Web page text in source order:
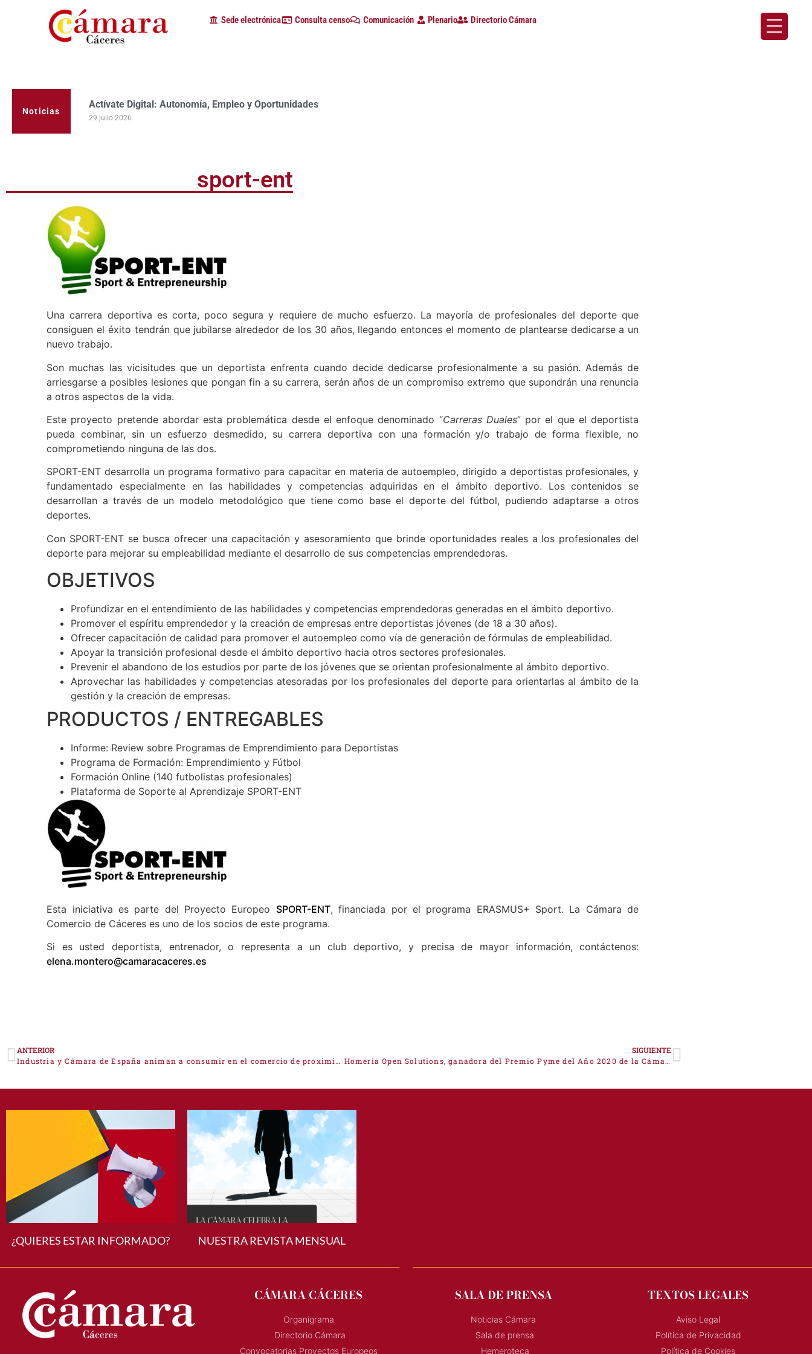
Sede electrónica Consulta censo Comunicación Plenario Directorio Cámara
Noticias
Actívate Digital: Autonomía, Empleo y Oportunidades
29 julio 2026
sport-ent
Una carrera deportiva es corta, poco segura y requiere de mucho esfuerzo. La mayoría de profesionales del deporte que
consiguen el éxito tendrán que jubilarse alrededor de los 30 años, llegando entonces el momento de plantearse dedicarse a un
nuevo trabajo.
Son muchas las vicisitudes que un deportista enfrenta cuando decide dedicarse profesionalmente a su pasión. Además de
arriesgarse a posibles lesiones que pongan fin a su carrera, serán años de un compromiso extremo que supondrán una renuncia
a otros aspectos de la vida.
Este proyecto pretende abordar esta problemática desde el enfoque denominado “Carreras Duales” por el que el deportista
pueda combinar, sin un esfuerzo desmedido, su carrera deportiva con una formación y/o trabajo de forma flexible, no
comprometiendo ninguna de las dos.
SPORT-ENT desarrolla un programa formativo para capacitar en materia de autoempleo, dirigido a deportistas profesionales, y
fundamentado especialmente en las habilidades y competencias adquiridas en el ámbito deportivo. Los contenidos se
desarrollan a través de un modelo metodológico que tiene como base el deporte del fútbol, pudiendo adaptarse a otros
deportes.
Con SPORT-ENT se busca ofrecer una capacitación y asesoramiento que brinde oportunidades reales a los profesionales del
deporte para mejorar su empleabilidad mediante el desarrollo de sus competencias emprendedoras.
OBJETIVOS
Profundizar en el entendimiento de las habilidades y competencias emprendedoras generadas en el ámbito deportivo.
Promover el espíritu emprendedor y la creación de empresas entre deportistas jóvenes (de 18 a 30 años).
Ofrecer capacitación de calidad para promover el autoempleo como vía de generación de fórmulas de empleabilidad.
Apoyar la transición profesional desde el ámbito deportivo hacia otros sectores profesionales.
Prevenir el abandono de los estudios por parte de los jóvenes que se orientan profesionalmente al ámbito deportivo.
Aprovechar las habilidades y competencias atesoradas por los profesionales del deporte para orientarlas al ámbito de la
gestión y la creación de empresas.
PRODUCTOS / ENTREGABLES
Informe: Review sobre Programas de Emprendimiento para Deportistas
Programa de Formación: Emprendimiento y Fútbol
Formación Online (140 futbolistas profesionales)
Plataforma de Soporte al Aprendizaje SPORT-ENT
Esta iniciativa es parte del Proyecto Europeo SPORT-ENT, financiada por el programa ERASMUS+ Sport. La Cámara de
Comercio de Cáceres es uno de los socios de este programa.
Si es usted deportista, entrenador, o representa a un club deportivo, y precisa de mayor información, contáctenos:
elena.montero@camaracaceres.es
ANTERIOR
Industria y Cámara de España animan a consumir en el comercio de proximidad
SIGUIENTE
Homeria Open Solutions, ganadora del Premio Pyme del Año 2020 de la Cámara de Comercio de la provincia de Cáceres
¿QUIERES ESTAR INFORMADO? NUESTRA REVISTA MENSUAL
CÁMARA CÁCERES
Organigrama
Directorio Cámara
Convocatorias Proyectos Europeos
SALA DE PRENSA
Noticias Cámara
Sala de prensa
Hemeroteca
TEXTOS LEGALES
Aviso Legal
Política de Privacidad
Política de Cookies